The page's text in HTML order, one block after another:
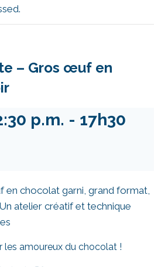
– Gros œuf en
p.m. - 17h30
les amoureux du chocolat !